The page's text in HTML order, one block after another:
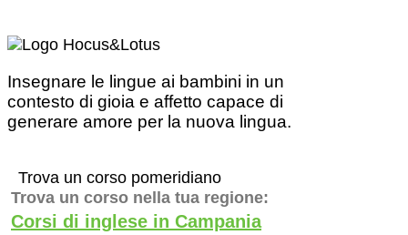
Insegnare le lingue ai bambini in un
contesto di gioia e affetto capace di
generare amore per la nuova lingua.
Trova un corso pomeridiano
Trova un corso nella tua regione:
Corsi di inglese in Campania